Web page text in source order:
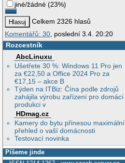
jiné/žádné (23%)
Celkem 2326 hlasů
Komentářů: 30 , poslední 3.4. 20:20
Rozcestník
AbcLinuxu
Ušetřete 30 %: Windows 11 Pro jen
za €22,50 a Office 2024 Pro za
€17,15 – akce B
Týden na ITBiz: Čína podle zdrojů
zahájila výrobu zařízení pro domácí
produkci v
HDmag.cz
Kamery do bytu přinesou maximální
přehled o vaší domácnosti
Testovací novinka
Píšeme jinde